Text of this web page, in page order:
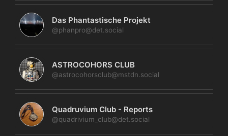
Das Phantastische Projekt
@phanpro@det.social
ASTROCOHORS CLUB
@astrocohorsclub@mstdn.social
Quadruvium Club - Reports
@quadrivium_club@det.social